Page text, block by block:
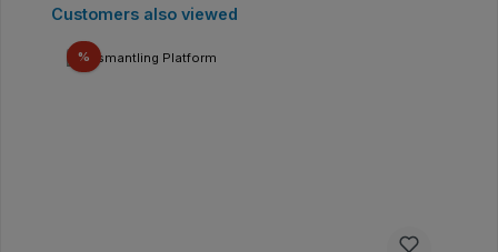
Salta la galleria dei prodotti
Customers also viewed
%Sconto